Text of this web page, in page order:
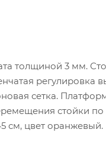
толщиной 3 мм.
сетка.
стойки
см, цвет оранжевый.